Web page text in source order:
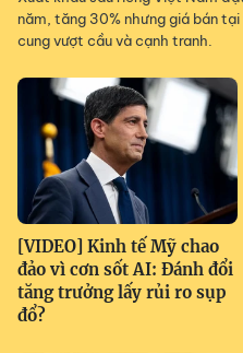
năm, tăng 30% nhưng giá bán
cung vượt cầu và cạnh tranh.
[VIDEO] Kinh tế Mỹ chao
đảo vì cơn sốt AI: Đánh đổi
tăng trưởng lấy rủi ro sụp
đổ?